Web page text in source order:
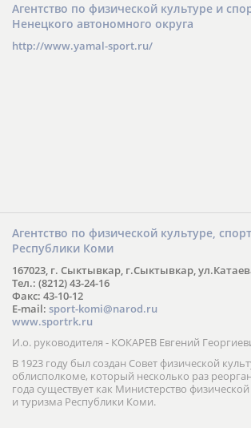
Агентство по физической культуре и
Ненецкого автономного округа
http://www.yamal-sport.ru/
Агентство по физической культуре,
Республики Коми
167023, г. Сыктывкар, г.Сыктывкар,
Тел.: (8212) 43-24-16
Факс: 43-10-12
E-mail: sport-komi@narod.ru
www.sportrk.ru
И.о. руководителя - КОКАРЕВ Евгений
В 1923 году был создан Совет физической
облисполкоме, который несколько раз
года существует как Министерство
и туризма Республики Коми.